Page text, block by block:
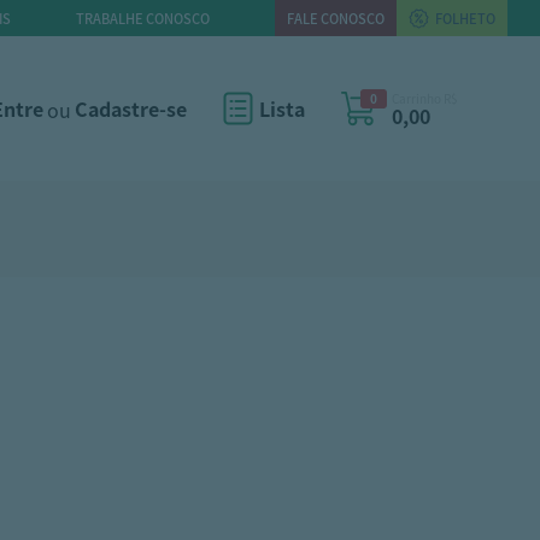
TRABALHE CONOSCO FALE CONOSCO FOLHETO
ou Cadastre-se Lista 0
0,00